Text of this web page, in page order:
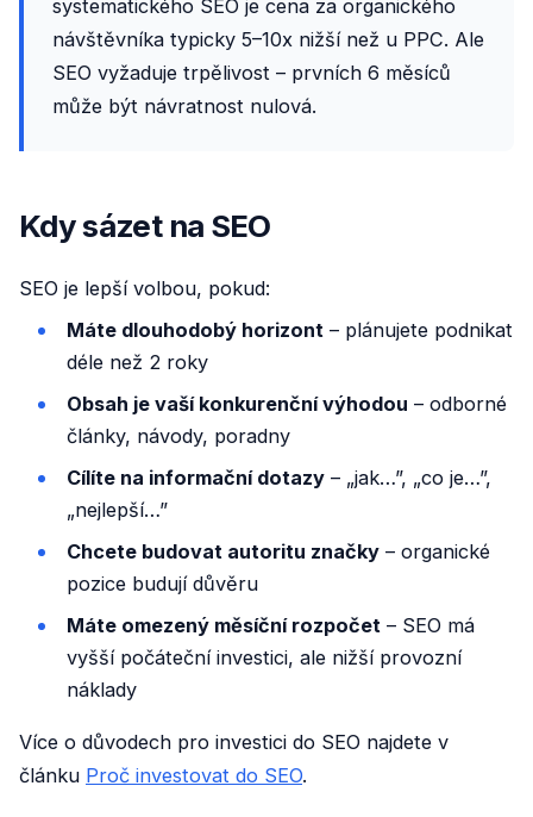
systematického SEO je cena za organického
návštěvníka typicky 5–10x nižší než u PPC. Ale
SEO vyžaduje trpělivost – prvních 6 měsíců
může být návratnost nulová.
Kdy sázet na SEO
SEO je lepší volbou, pokud:
Máte dlouhodobý horizont – plánujete podnikat
déle než 2 roky
Obsah je vaší konkurenční výhodou – odborné
články, návody, poradny
Cílíte na informační dotazy – „jak…”, „co je…”,
„nejlepší…”
Chcete budovat autoritu značky – organické
pozice budují důvěru
Máte omezený měsíční rozpočet – SEO má
vyšší počáteční investici, ale nižší provozní
náklady
Více o důvodech pro investici do SEO najdete v
článku Proč investovat do SEO.